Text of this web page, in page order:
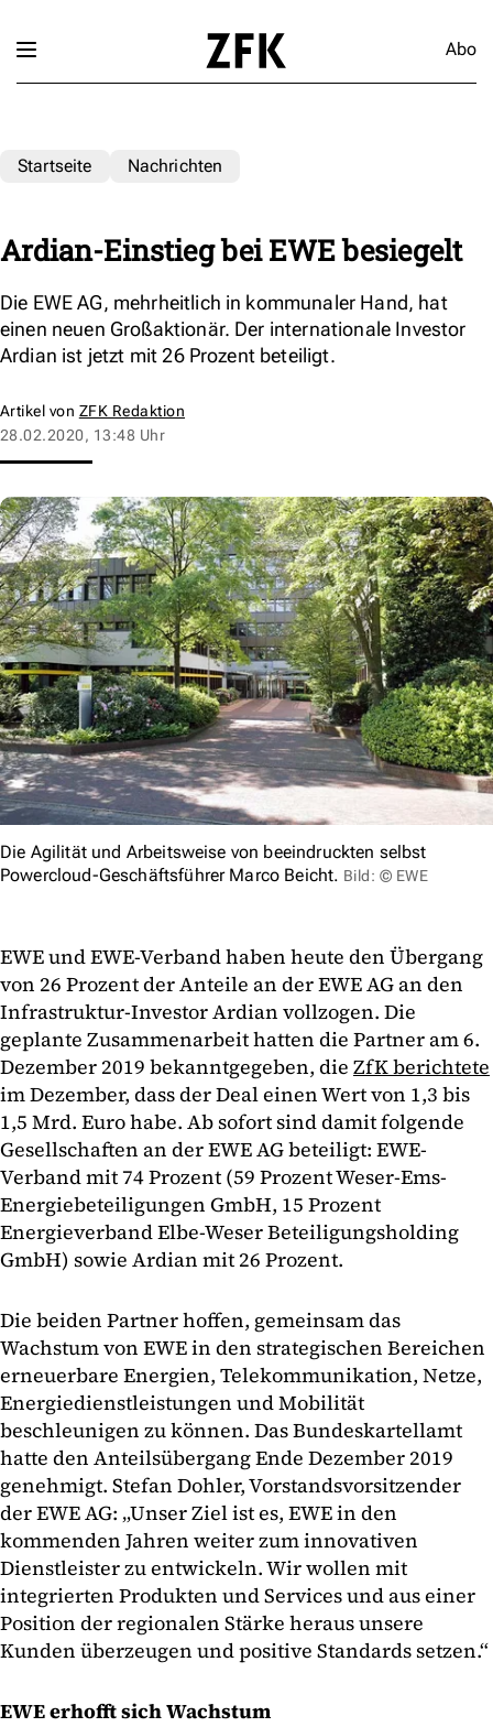
Abo
Startseite Nachrichten
Ardian-Einstieg bei EWE besiegelt
Die EWE AG, mehrheitlich in kommunaler Hand, hat
einen neuen Großaktionär. Der internationale Investor
Ardian ist jetzt mit 26 Prozent beteiligt.
Artikel von ZFK Redaktion
28.02.2020, 13:48 Uhr
Die Agilität und Arbeitsweise von beeindruckten selbst
Powercloud-Geschäftsführer Marco Beicht. Bild: © EWE
EWE und EWE-Verband haben heute den Übergang
von 26 Prozent der Anteile an der EWE AG an den
Infrastruktur-Investor Ardian vollzogen. Die
geplante Zusammenarbeit hatten die Partner am 6.
Dezember 2019 bekanntgegeben, die ZfK berichtete
im Dezember, dass der Deal einen Wert von 1,3 bis
1,5 Mrd. Euro habe. Ab sofort sind damit folgende
Gesellschaften an der EWE AG beteiligt: EWE-
Verband mit 74 Prozent (59 Prozent Weser-Ems-
Energiebeteiligungen GmbH, 15 Prozent
Energieverband Elbe-Weser Beteiligungsholding
GmbH) sowie Ardian mit 26 Prozent.
Die beiden Partner hoffen, gemeinsam das
Wachstum von EWE in den strategischen Bereichen
erneuerbare Energien, Telekommunikation, Netze,
Energiedienstleistungen und Mobilität
beschleunigen zu können. Das Bundeskartellamt
hatte den Anteilsübergang Ende Dezember 2019
genehmigt. Stefan Dohler, Vorstandsvorsitzender
der EWE AG: „Unser Ziel ist es, EWE in den
kommenden Jahren weiter zum innovativen
Dienstleister zu entwickeln. Wir wollen mit
integrierten Produkten und Services und aus einer
Position der regionalen Stärke heraus unsere
Kunden überzeugen und positive Standards setzen.“
EWE erhofft sich Wachstum